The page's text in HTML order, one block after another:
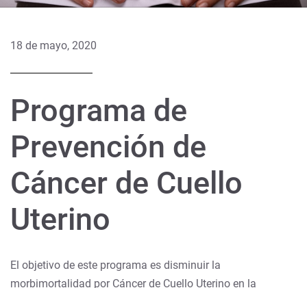
18 de mayo, 2020
Programa de
Prevención de
Cáncer de Cuello
Uterino
El objetivo de este programa es disminuir la
morbimortalidad por Cáncer de Cuello Uterino en la